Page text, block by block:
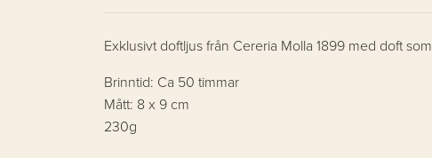
Exklusivt doftljus från Cereria Molla 1899 med doft som
Brinntid: Ca 50 timmar
Mått: 8 x 9 cm
230g